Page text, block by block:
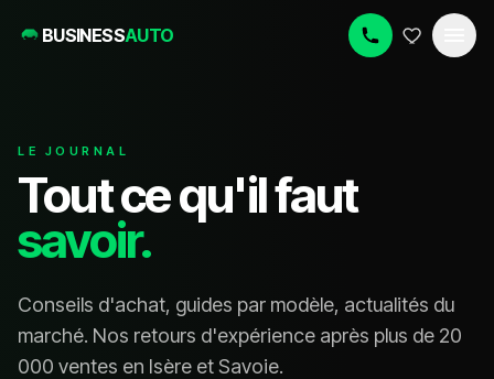
BUSINESSAUTO
LE JOURNAL
Tout ce qu'il faut
savoir.
Conseils d'achat, guides par modèle, actualités du
marché. Nos retours d'expérience après plus de 20
000 ventes en Isère et Savoie.